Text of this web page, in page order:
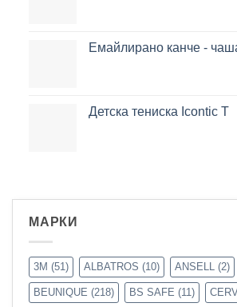
Емайлирано канче -
Детска тениска Icontic T
МАРКИ
3M (51) ALBATROS (10) ANSELL (2)
BEUNIQUE (218) BS SAFE (11)